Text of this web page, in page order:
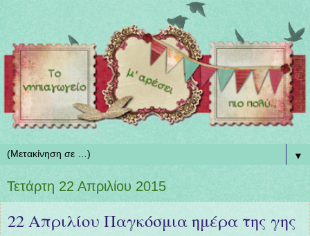
▼
Τετάρτη 22 Απριλίου 2015
22 Απριλίου Παγκόσμια ημέρα της γης